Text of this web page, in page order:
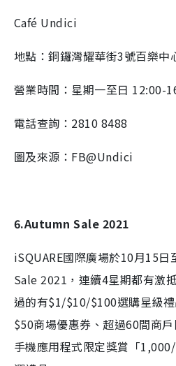
Café Undici
地點：銅鑼灣耀華街3號百樂中
營業時間：星期一至日 12:00-
電話查詢：2810 8488
圖及來源：FB@Undici
6.Autumn Sale 2021
iSQUARE國際廣場於10月15日
Sale 2021，連續4星期都有激
過的有$1/$10/$100選購星級禮
$50商場優惠券、超過60間商
手機應用程式限定獎賞「